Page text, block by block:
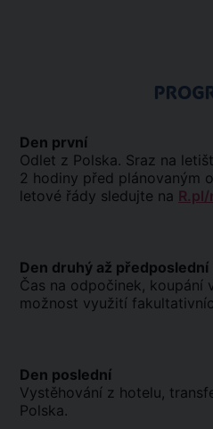
Den první
Odlet z Polska. Sraz na
2 hodiny před plánovaným
letové řády sledujte na
Den druhý až předposlední
Čas na odpočinek, koupání
možnost využití
Den poslední
Vystěhování z hotelu,
Polska.